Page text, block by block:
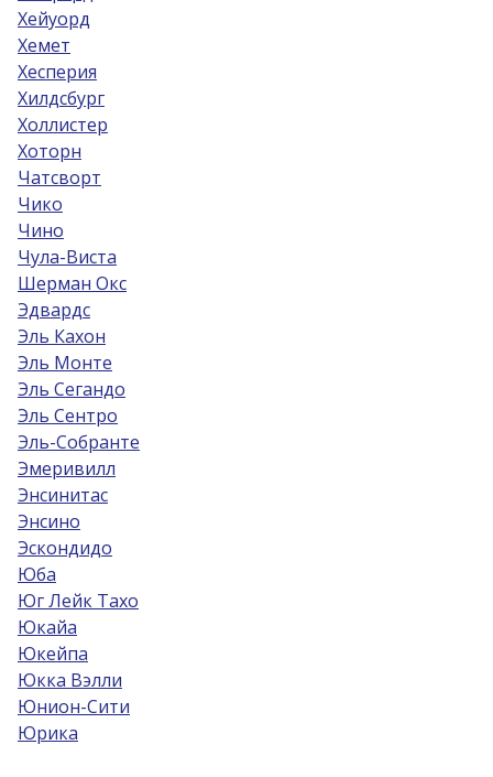
Хейуорд
Хемет
Хесперия
Хилдсбург
Холлистер
Хоторн
Чатсворт
Чико
Чино
Чула-Виста
Шерман Окс
Эдвардс
Эль Кахон
Эль Монте
Эль Сегандо
Эль Сентро
Эль-Собрантe
Эмеривилл
Энсинитас
Энсино
Эскондидо
Юба
Юг Лейк Тахо
Юкайа
Юкейпа
Юкка Вэлли
Юнион-Сити
Юрика